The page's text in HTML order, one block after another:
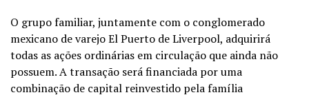
O grupo familiar, juntamente com o conglomerado
mexicano de varejo El Puerto de Liverpool, adquirirá
todas as ações ordinárias em circulação que ainda não
possuem. A transação será financiada por uma
combinação de capital reinvestido pela família